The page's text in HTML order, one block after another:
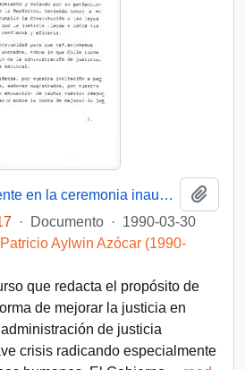
Discurso del Presidente en la ceremonia inaugural de la convencion de Magistrados Judiciales
· Documento · 1990-03-30
Aylwin Azócar (1990-
que redacta el propósito de
de mejorar la justicia en
de justicia
crisis radicando especialmente